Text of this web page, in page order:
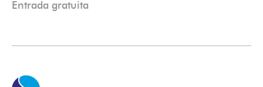
Entrada gratuita